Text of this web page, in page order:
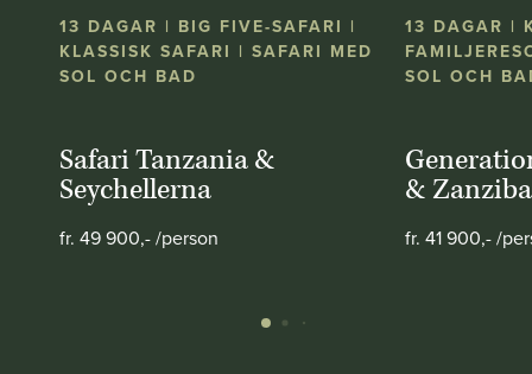
13 DAGAR | BIG FIVE-SAFARI |
KLASSISK SAFARI | SAFARI MED
SOL OCH BAD
Safari Tanzania &
Seychellerna
fr. 49 900,- /person
13 DAGAR |
SOL OCH
&
fr. 41 900,- /